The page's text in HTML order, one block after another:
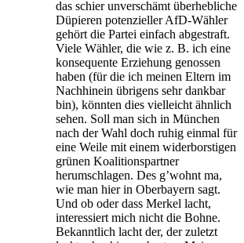
das schier unverschämt überhebliche
Düpieren potenzieller AfD-Wähler
gehört die Partei einfach abgestraft.
Viele Wähler, die wie z. B. ich eine
konsequente Erziehung genossen
haben (für die ich meinen Eltern im
Nachhinein übrigens sehr dankbar
bin), könnten dies vielleicht ähnlich
sehen. Soll man sich in München
nach der Wahl doch ruhig einmal für
eine Weile mit einem widerborstigen
grünen Koalitionspartner
herumschlagen. Des g’wohnt ma,
wie man hier in Oberbayern sagt.
Und ob oder dass Merkel lacht,
interessiert mich nicht die Bohne.
Bekanntlich lacht der, der zuletzt